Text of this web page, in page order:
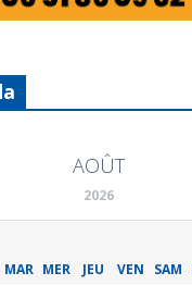
AOÛT
2026
MAR MER JEU VEN SAM